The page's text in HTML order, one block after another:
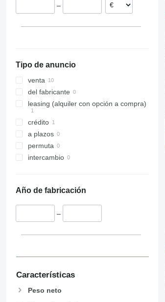
–
Tipo de anuncio
venta
del fabricante
leasing (alquiler con opción a compra)
crédito
a plazos
permuta
intercambio
Año de fabricación
–
Características
Peso neto